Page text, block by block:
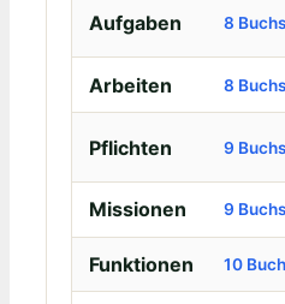
Aufgaben 8
Arbeiten 8
Pflichten 9
Missionen 9
Funktionen 10